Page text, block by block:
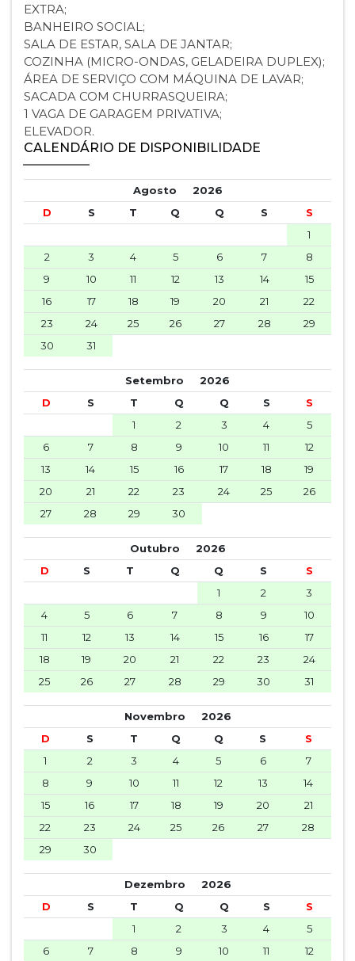
EXTRA;
BANHEIRO SOCIAL;
SALA DE ESTAR, SALA DE JANTAR;
COZINHA (MICRO-ONDAS, GELADEIRA DUPLEX);
ÁREA DE SERVIÇO COM MÁQUINA DE LAVAR;
SACADA COM CHURRASQUEIRA;
1 VAGA DE GARAGEM PRIVATIVA;
ELEVADOR.
CALENDÁRIO DE DISPONIBILIDADE
Agosto 2026
D
S T Q Q S
S
1
2
3 4 5 6 7
8
9
10 11 12 13 14
15
16
17 18 19 20 21
22
23
24 25 26 27 28
29
30
31
Setembro 2026
D
S T Q Q S
S
1
2 3 4
5
6
7 8 9 10 11
12
13
14 15 16 17 18
19
20
21 22 23 24 25
26
27
28 29 30
Outubro 2026
D
S T Q Q S
S
1
2
3
4
5 6 7 8 9
10
11
12 13 14 15 16
17
18
19 20 21 22 23
24
25
26 27 28 29 30 31
Novembro 2026
D
S T Q Q S
S
1
2 3 4 5 6
7
8
9 10 11 12 13
14
15
16 17 18 19 20
21
22
23 24 25 26 27
28
29
30
Dezembro 2026
D
S T Q Q S
S
1
2 3 4
5
6
7 8 9 10 11
12